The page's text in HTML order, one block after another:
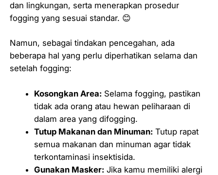
dan lingkungan, serta menerapkan prosedur
fogging yang sesuai standar. 😊
Namun, sebagai tindakan pencegahan, ada
beberapa hal yang perlu diperhatikan selama dan
setelah fogging:
Kosongkan Area: Selama fogging, pastikan
tidak ada orang atau hewan peliharaan di
dalam area yang difogging.
Tutup Makanan dan Minuman: Tutup rapat
semua makanan dan minuman agar tidak
terkontaminasi insektisida.
Gunakan Masker: Jika kamu memiliki alergi